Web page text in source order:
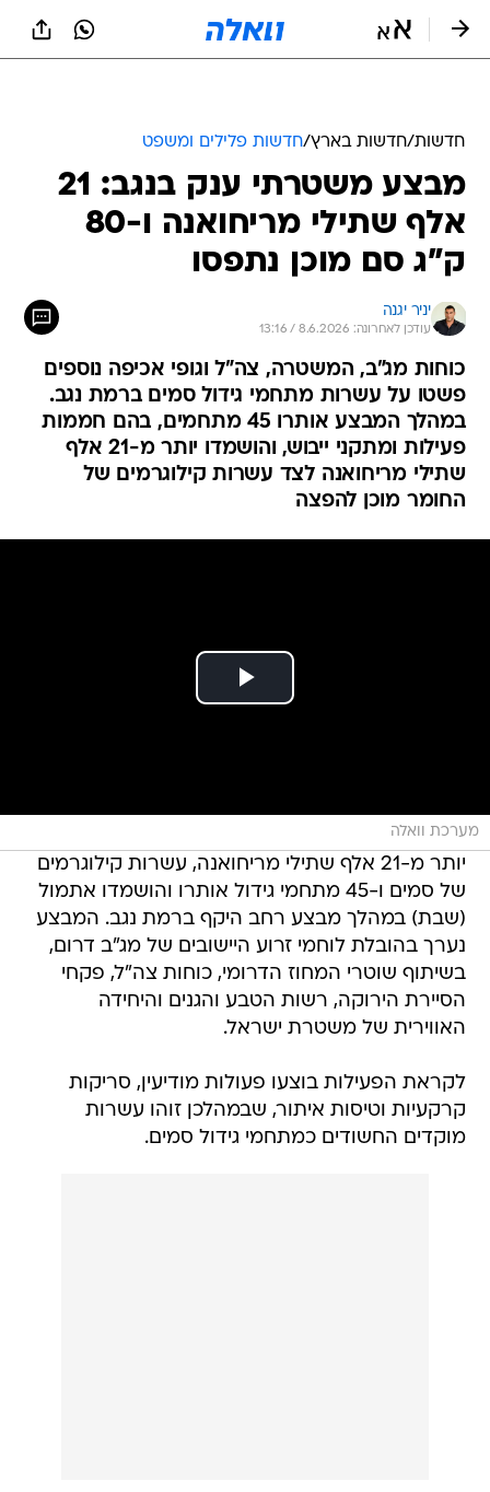
חדשות/חדשות בארץ/חדשות פלילים ומשפט
מבצע משטרתי ענק בנגב: 21
אלף שתילי מריחואנה ו-80
ק"ג סם מוכן נתפסו
יניר יגנה
עודכן לאחרונה: 8.6.2026 / 13:16
כוחות מג"ב, המשטרה, צה"ל וגופי אכיפה נוספים
פשטו על עשרות מתחמי גידול סמים ברמת נגב.
במהלך המבצע אותרו 45 מתחמים, בהם חממות
פעילות ומתקני ייבוש, והושמדו יותר מ-21 אלף
שתילי מריחואנה לצד עשרות קילוגרמים של
החומר מוכן להפצה
מערכת וואלה
יותר מ-21 אלף שתילי מריחואנה, עשרות קילוגרמים
של סמים ו-45 מתחמי גידול אותרו והושמדו אתמול
(שבת) במהלך מבצע רחב היקף ברמת נגב. המבצע
נערך בהובלת לוחמי זרוע היישובים של מג"ב דרום,
בשיתוף שוטרי המחוז הדרומי, כוחות צה"ל, פקחי
הסיירת הירוקה, רשות הטבע והגנים והיחידה
האווירית של משטרת ישראל.
לקראת הפעילות בוצעו פעולות מודיעין, סריקות
קרקעיות וטיסות איתור, שבמהלכן זוהו עשרות
מוקדים החשודים כמתחמי גידול סמים.